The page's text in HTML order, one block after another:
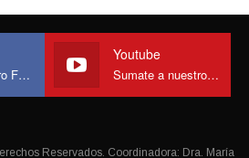
Unite a nuestro Face
Youtube
Sumate a nuestro canal
Reservados. Coordinadora: Dra. María